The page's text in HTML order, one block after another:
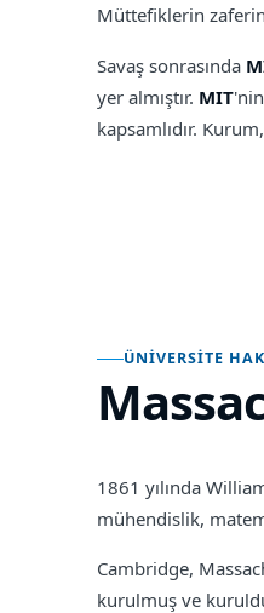
Müttefiklerin
Savaş sonrasında
yer almıştır. MIT
kapsamlıdır.
ÜNIVERSITE
1861 yılında
mühendislik,
Cambridge,
kurulmuş ve